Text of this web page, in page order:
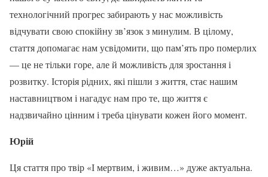
технологічний прогрес забирають у нас можливість
відчувати свою спокійну зв’язок з минулим. В цілому,
стаття допомагає нам усвідомити, що пам’ять про померлих
— це не тільки горе, але й можливість для зростання і
розвитку. Історія рідних, які пішли з життя, стає нашим
наставництвом і нагадує нам про те, що життя є
надзвичайно цінним і треба цінувати кожен його момент.
Юрій
Ця стаття про твір «І мертвим, і живим…» дуже актуальна.